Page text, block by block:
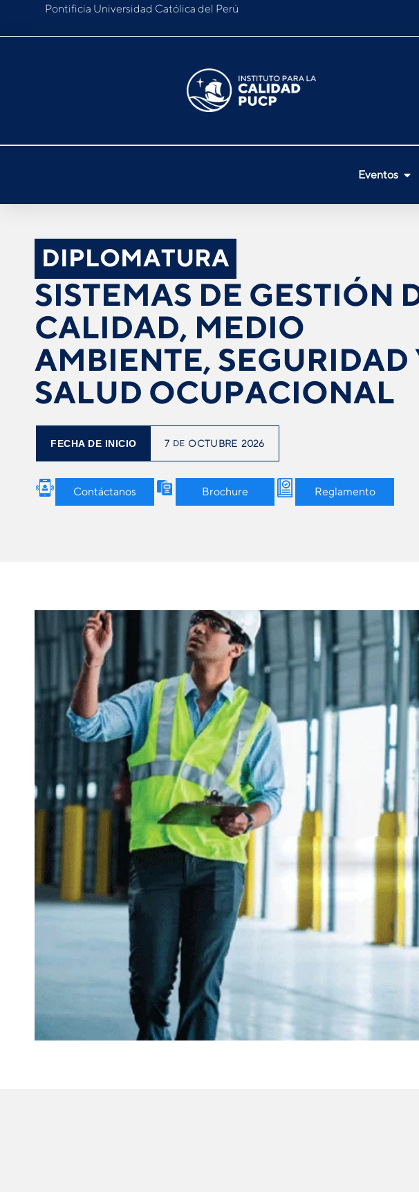
Pontificia Universidad Católica del Perú
Eventos
DIPLOMATURA
SISTEMAS DE GESTIÓN
CALIDAD, MEDIO
AMBIENTE, SEGURIDAD
SALUD OCUPACIONAL
FECHA DE INICIO 7 DE OCTUBRE 2026
Contáctanos Brochure Reglamento